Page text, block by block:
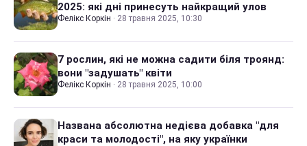
2025: які дні принесуть найкращий улов
Фелікс Коркін · 28 травня 2025, 10:30
7 рослин, які не можна садити біля троянд:
вони "задушать" квіти
Фелікс Коркін · 28 травня 2025, 10:00
Названа абсолютна недієва добавка "для
краси та молодості", на яку українки